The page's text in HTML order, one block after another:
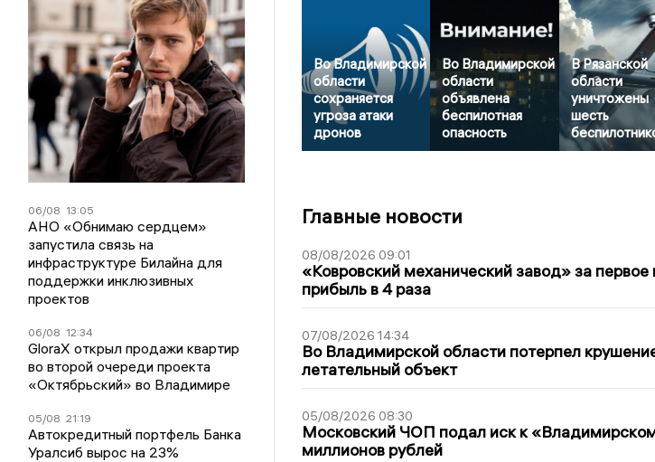
06/08 13:05
АНО «Обнимаю сердцем»
запустила связь на
инфраструктуре Билайна для
поддержки инклюзивных
проектов
06/08 12:34
GloraX открыл продажи квартир
во второй очереди проекта
«Октябрьский» во Владимире
05/08 21:19
Автокредитный портфель Банка
Уралсиб вырос на 23%
Во Владимирской
области
сохраняется
угроза атаки
дронов
Во Владимирской
области
объявлена
беспилотная
опасность
В Рязанской
области
уничтожены
шесть
Главные новости
08/08/2026 09:01
«Ковровский механический завод» за первое
прибыль в 4 раза
07/08/2026 14:34
Во Владимирской области потерпел
летательный объект
05/08/2026 08:30
Московский ЧОП подал иск к
миллионов рублей